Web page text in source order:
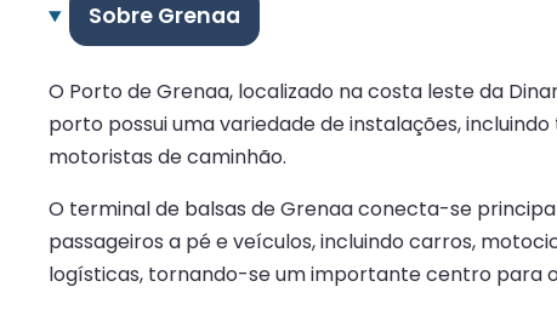
Sobre Grenaa
O Porto de Grenaa, localizado na costa leste da
porto possui uma variedade de instalações,
motoristas de caminhão.
O terminal de balsas de Grenaa conecta-se
passageiros a pé e veículos, incluindo carros,
logísticas, tornando-se um importante centro para